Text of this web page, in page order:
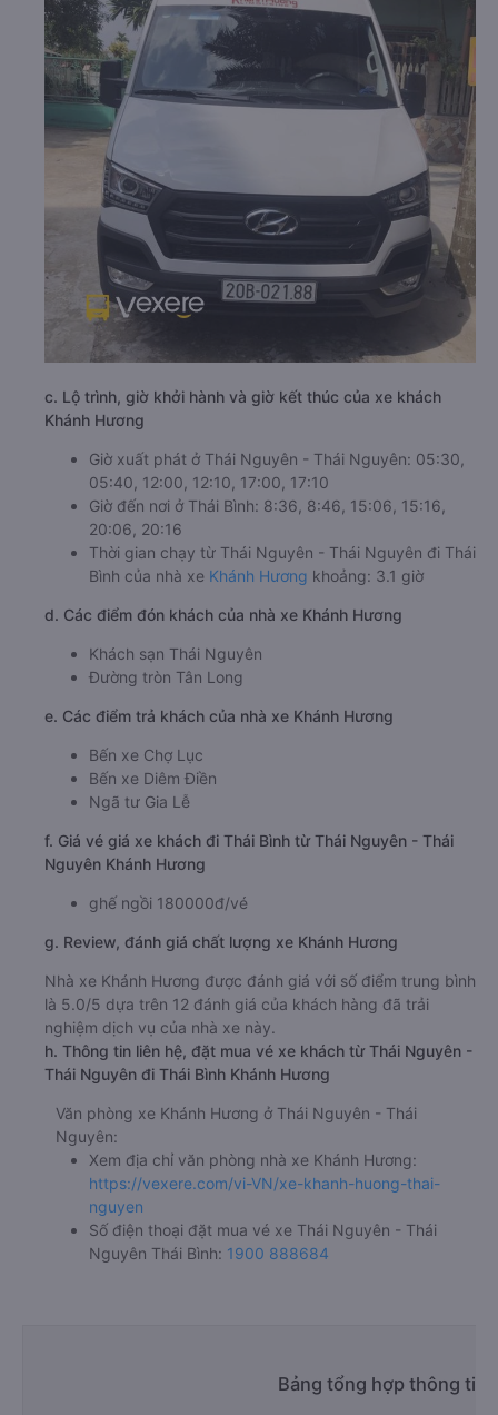
c. Lộ trình, giờ khởi hành và giờ kết thúc của xe khách
Khánh Hương
Giờ xuất phát ở Thái Nguyên - Thái Nguyên: 05:30,
05:40, 12:00, 12:10, 17:00, 17:10
Giờ đến nơi ở Thái Bình: 8:36, 8:46, 15:06, 15:16,
20:06, 20:16
Thời gian chạy từ Thái Nguyên - Thái Nguyên đi Thái
Bình của nhà xe Khánh Hương khoảng: 3.1 giờ
d. Các điểm đón khách của nhà xe Khánh Hương
Khách sạn Thái Nguyên
Đường tròn Tân Long
e. Các điểm trả khách của nhà xe Khánh Hương
Bến xe Chợ Lục
Bến xe Diêm Điền
Ngã tư Gia Lễ
f. Giá vé giá xe khách đi Thái Bình từ Thái Nguyên - Thái
Nguyên Khánh Hương
ghế ngồi 180000đ/vé
g. Review, đánh giá chất lượng xe Khánh Hương
Nhà xe Khánh Hương được đánh giá với số điểm trung bình
là 5.0/5 dựa trên 12 đánh giá của khách hàng đã trải
nghiệm dịch vụ của nhà xe này.
h. Thông tin liên hệ, đặt mua vé xe khách từ Thái Nguyên -
Thái Nguyên đi Thái Bình Khánh Hương
Văn phòng xe Khánh Hương ở Thái Nguyên - Thái
Nguyên:
Xem địa chỉ văn phòng nhà xe Khánh Hương:
https://vexere.com/vi-VN/xe-khanh-huong-thai-
nguyen
Số điện thoại đặt mua vé xe Thái Nguyên - Thái
Nguyên Thái Bình: 1900 888684
Bảng tổng hợp thông tin